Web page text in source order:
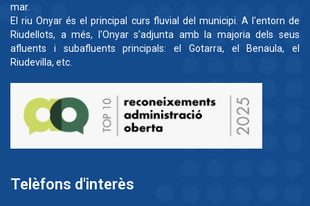
mar.
El riu Onyar és el principal curs fluvial del municipi. A l'entorn de
Riudellots, a més, l'Onyar s'adjunta amb la majoria dels seus
afluents i subafluents principals: el Gotarra, el Benaula, el
Riudevilla, etc.
Telèfons d'interès